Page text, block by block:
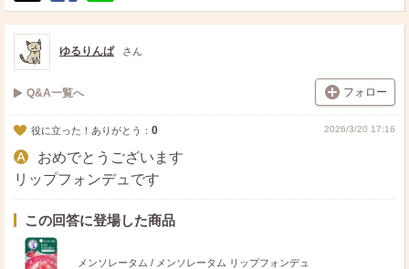
ポ
ス
ト
シ
ェ
送
る
ゆるりんぱ さん
Q&A一覧へ フォロー
役に立った！ありがとう： 0 2026/3/20 17:16
おめでとうございます
リップフォンデュです
この回答に登場した商品
メンソレータム / メンソレータム リップフォンデュ